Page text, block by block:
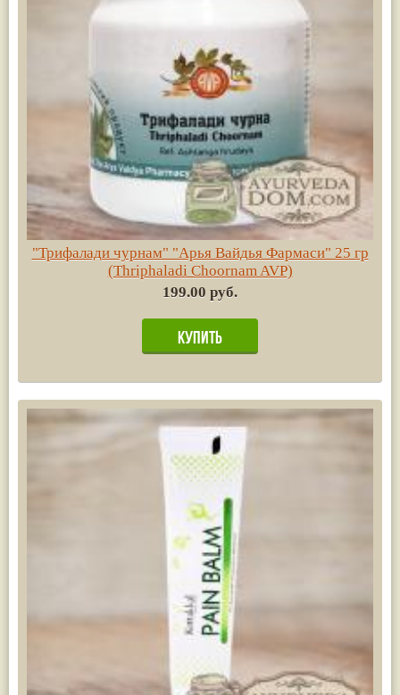
"Трифалади чурнам" "Арья Вайдья Фармаси" 25 гр
(Thriphaladi Choornam AVP)
199.00 руб.